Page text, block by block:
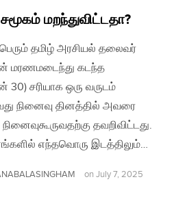
மறந்துவிட்டதா?
தமிழ் அரசியல் தலைவர்
மரணமடைந்து கடந்த
சரியாக ஒரு வருடம்
நினைவு தினத்தில் அவரை
தவறிவிட்டது.
எந்தவொரு இடத்திலும்…
on July 7, 2025